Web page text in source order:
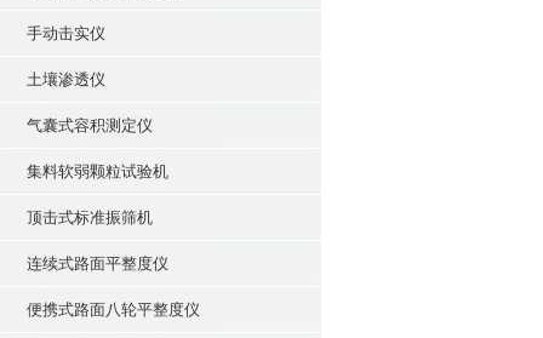
手动击实仪
土壤渗透仪
气囊式容积测定仪
集料软弱颗粒试验机
顶击式标准振筛机
连续式路面平整度仪
便携式路面八轮平整度仪